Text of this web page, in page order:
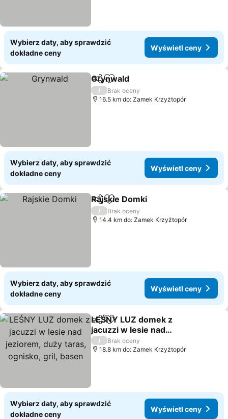
Wybierz daty, aby sprawdzić
dokładne ceny
Wyświetl ceny
Udostępnij
Dodaj do ulubionych
Grynwald
/
Brak oceny
16.5 km do: Zamek Krzyżtopór
Wybierz daty, aby sprawdzić
dokładne ceny
Wyświetl ceny
Udostępnij
Dodaj do ulubionych
Rajskie Domki
/
Brak oceny
14.4 km do: Zamek Krzyżtopór
Wybierz daty, aby sprawdzić
dokładne ceny
Wyświetl ceny
Udostępnij
Dodaj do ulubionych
LEŚNY LUZ domek z
jacuzzi w lesie nad
jeziorem, duży taras,
ognisko, gril, basen
/
Brak oceny
18.8 km do: Zamek Krzyżtopór
Wybierz daty, aby sprawdzić
dokładne ceny
Wyświetl ceny